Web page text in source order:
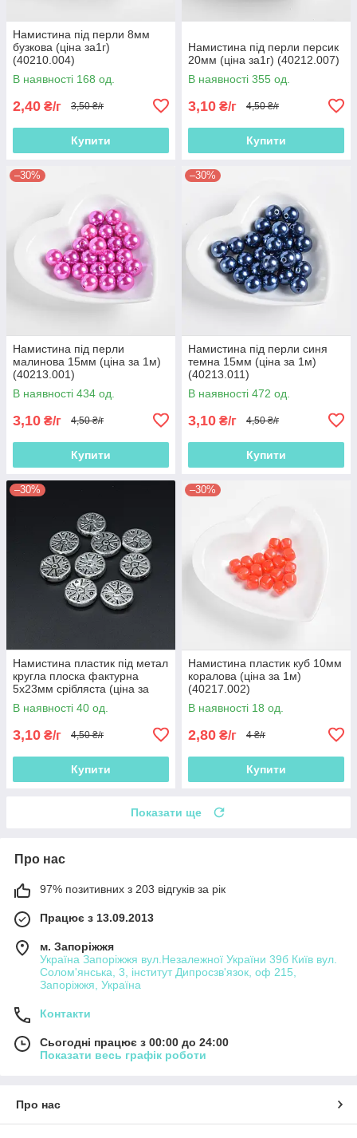
Намистина під перли 8мм
бузкова (ціна за1г)
(40210.004)
В наявності 168 од.
2,40 ₴/г 3,50 ₴/г
Купити
Намистина під перли персик
20мм (ціна за1г) (40212.007)
В наявності 355 од.
3,10 ₴/г 4,50 ₴/г
Купити
–30%
Намистина під перли
малинова 15мм (ціна за 1м)
(40213.001)
В наявності 434 од.
3,10 ₴/г 4,50 ₴/г
Купити
–30%
Намистина під перли синя
темна 15мм (ціна за 1м)
(40213.011)
В наявності 472 од.
3,10 ₴/г 4,50 ₴/г
Купити
–30%
Намистина пластик під метал
кругла плоска фактурна
5х23мм срібляста (ціна за
1м) (40214.004)
В наявності 40 од.
3,10 ₴/г 4,50 ₴/г
Купити
–30%
Намистина пластик куб 10мм
коралова (ціна за 1м)
(40217.002)
В наявності 18 од.
2,80 ₴/г 4 ₴/г
Купити
Показати ще
Про нас
97% позитивних з 203 відгуків за рік
Працює з 13.09.2013
м. Запоріжжя
Україна Запоріжжя вул.Незалежної України 39б Київ вул.
Солом'янська, 3, інститут Дипросзв'язок, оф 215,
Запоріжжя, Україна
Контакти
Сьогодні працює з 00:00 до 24:00
Показати весь графік роботи
Про нас